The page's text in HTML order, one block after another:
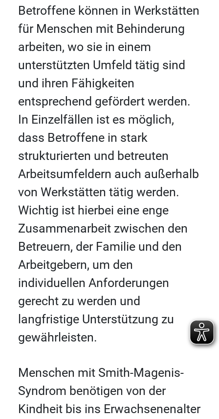
Betroffene können in Werkstätten
für Menschen mit Behinderung
arbeiten, wo sie in einem
unterstützten Umfeld tätig sind
und ihren Fähigkeiten
entsprechend gefördert werden.
In Einzelfällen ist es möglich,
dass Betroffene in stark
strukturierten und betreuten
Arbeitsumfeldern auch außerhalb
von Werkstätten tätig werden.
Wichtig ist hierbei eine enge
Zusammenarbeit zwischen den
Betreuern, der Familie und den
Arbeitgebern, um den
individuellen Anforderungen
gerecht zu werden und
langfristige Unterstützung zu
gewährleisten.
Menschen mit Smith-Magenis-
Syndrom benötigen von der
Kindheit bis ins Erwachsenenalter